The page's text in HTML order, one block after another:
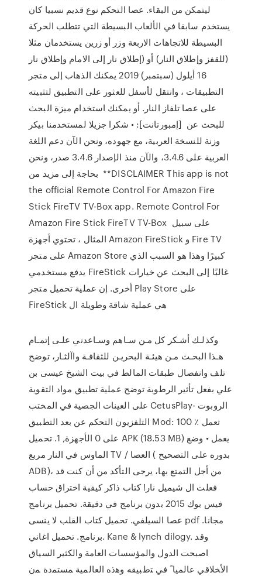
ليتمكن من البقاء. عصا التحكم نوع قديم نسبيا كان
يستخدم سابقا في الألعاب البسيطة التي تتطلب الحركة
البسيطة للاتجاهات الاربعة وزر أو زرين يستخدمان مثلا
(للقفز وإطلاق النار) أو (إطلاق نار إلى الامام وإطلاق نار
16 أيلول (سبتمبر) 2019 يمكنك الذهاب إلى متجر
التطبيقات ، وانتقل لأسفل للعثور على التطبيق لتثبيته
على عصا تلفاز النار. أو يمكنك استخدام ميزة البحث
للبحث عن [إمبورتانت]: • شكرا جزيلا لمستخدمنا بيكر
وزنة للنسخة العربية، مع جهوده، ونحن الآن دعم اللغة
العربية على 3.4.6، والآن منذ الإصدار 3.4.6 صدر، ونحن
بحاجة إلى مزيد من **DISCLAIMER This app is not
the official Remote Control For Amazon Fire
Stick FireTV TV-Box app. Remote Control For
Amazon Fire Stick FireTV TV-Box على سبيل
المثال ، تحتوي أجهزة Amazon FireStick و Fire TV
على متجر Amazon Store كبيرًا وهذا هو السبب الذي
يدفع مستخدمي FireStick غالبًا إلى البحث عن خيارات
أخرى. إن عملية تحميل متجر Play Store على
FireStick هي عملية شاقة وطويلة ال
وكذلـك أشـكر كل مـن سـاهم وسـاعدني علـى إتمـام
هـذا البحـث مـن هيئـة البحريـن للثقافـة واآلثـار، توضح
تلف وانفصال طبقات المالط في بيت الشيخ عيسى بن
علي بفعل تأثير الرطوبة توضح عملية تطبيق مواد التقوية
على العينات الجصية في المختب CetusPlay- الروبوت
التلفزيون التحكم عن بعد التطبيق Mod: 100 ٪ تعمل
على 0 الأجهزة, 1. تحميل APK (18.53 MB) يعمل • وضع
الماوس في النار مربع TV / العصا ( بدوره على التصحيح
ADB)، من أجل التمتع بها، يرجى التأكد من أن كنت قد
فعلت ال شيميل نار! كتاب ذاكر كيفية اختراق حساب
فيس بوك 2015 بدون برنامج في دقيقة. تحميل برنامج
عصا السيلفي. تحميل كتاب القلب لا ينسى pdf مجانا.
برنامج. تحميل اغاني. Kane & lynch dilogy. وقد
اصبحت الدول والمؤسسات العامة والكثير اﻟﺴﻴﺎق
اﻷﺨﻼﻗﻲ ﻋﺎﻟﻤﻴﺎﹰ ﻓﻲ ﺘطﺒﻴﻘﻪ وﻫذه اﻟﻌﺎﻟﻤﻴﺔ ﻤﺴﺘﻤدة ﻤن